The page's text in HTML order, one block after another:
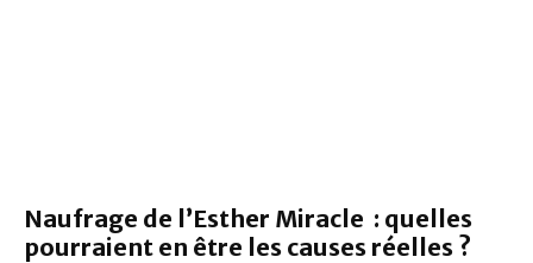
Naufrage de l’Esther Miracle : quelles
pourraient en être les causes réelles ?